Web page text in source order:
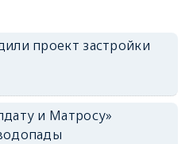
проект застройки
и Матросу»